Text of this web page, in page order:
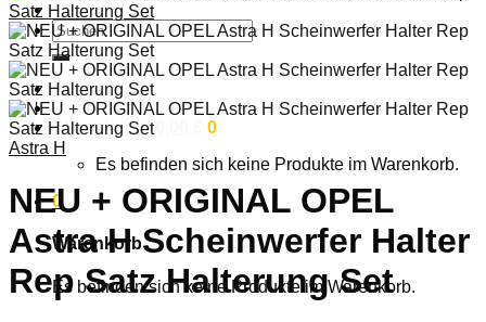
Suchen
nach:
Anmelden
Warenkorb /
0
Es befinden sich keine Produkte im Warenkorb.
0
Warenkorb
Es befinden sich keine Produkte im Warenkorb.
Astra H
NEU + ORIGINAL OPEL
Astra H Scheinwerfer Halter
Rep Satz Halterung Set